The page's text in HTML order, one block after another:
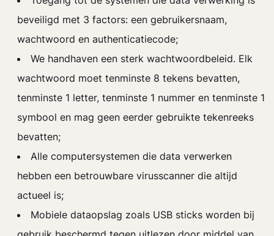
beveiligd met 3 factors: een gebruikersnaam,
wachtwoord en authenticatiecode;
We handhaven een sterk wachtwoordbeleid. Elk
wachtwoord moet tenminste 8 tekens bevatten,
tenminste 1 letter, tenminste 1 nummer en tenminste 1
symbool en mag geen eerder gebruikte tekenreeks
bevatten;
Alle computersystemen die data verwerken
hebben een betrouwbare virusscanner die altijd
actueel is;
Mobiele dataopslag zoals USB sticks worden bij